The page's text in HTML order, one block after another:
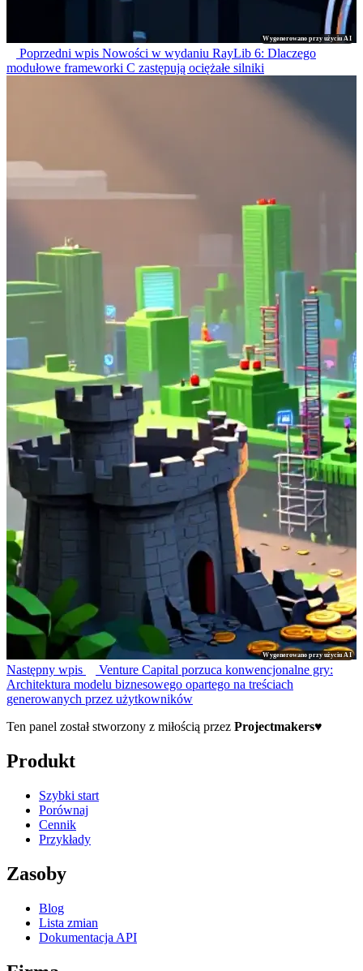
Wygenerowano przy użyciu AI
Poprzedni wpis Nowości w wydaniu RayLib 6: Dlaczego
modułowe frameworki C zastępują ociężałe silniki
Wygenerowano przy użyciu AI
Następny wpis
Venture Capital porzuca konwencjonalne gry:
Architektura modelu biznesowego opartego na treściach
generowanych przez użytkowników
Ten panel został stworzony z miłością przez Projectmakers♥
Produkt
Szybki start
Porównaj
Cennik
Przykłady
Zasoby
Blog
Lista zmian
Dokumentacja API